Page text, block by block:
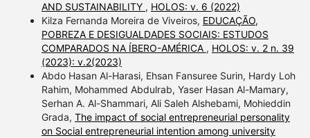
AND SUSTAINABILITY , HOLOS: v. 6 (2022)
Kilza Fernanda Moreira de Viveiros, EDUCAÇÃO,
POBREZA E DESIGUALDADES SOCIAIS: ESTUDOS
COMPARADOS NA ÍBERO-AMÉRICA , HOLOS: v. 2 n. 39
(2023): v.2(2023)
Abdo Hasan Al-Harasi, Ehsan Fansuree Surin, Hardy Loh
Rahim, Mohammed Abdulrab, Yaser Hasan Al-Mamary,
Serhan A. Al-Shammari, Ali Saleh Alshebami, Mohieddin
Grada, The impact of social entrepreneurial personality
on Social entrepreneurial intention among university